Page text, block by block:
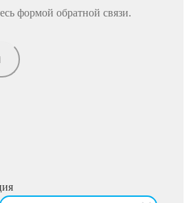
на
странице
формой обратной связи.